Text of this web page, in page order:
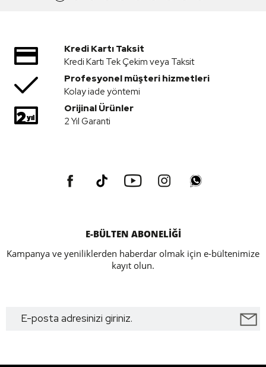
Kredi Kartı Taksit
Kredi Kartı Tek Çekim veya Taksit
Profesyonel müşteri hizmetleri
Kolay iade yöntemi
Orijinal Ürünler
2 Yıl Garanti
E-BÜLTEN ABONELİĞİ
Kampanya ve yeniliklerden haberdar olmak için e-bültenimize
kayıt olun.